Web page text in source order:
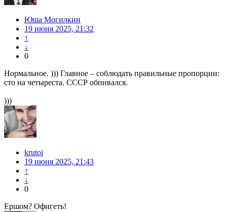
Юша Могилкин
19 июня 2025, 21:32
↑
↓
0
Нормальное. ))) Главное – соблюдать правильные пропорции:
сто на четыреста. СССР обпивался.
)))
krutoi
19 июня 2025, 21:43
↑
↓
0
Ершом? Офигеть!